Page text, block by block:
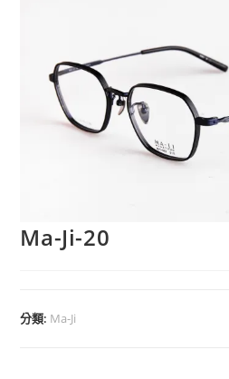
Ma-Ji-20
分類: Ma-Ji